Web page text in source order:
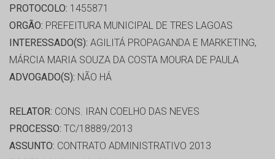
PROTOCOLO: 1455871
ORGÃO: PREFEITURA MUNICIPAL DE TRES LAGOAS
INTERESSADO(S): AGILITÁ PROPAGANDA E MARKETING,
MÁRCIA MARIA SOUZA DA COSTA MOURA DE PAULA
ADVOGADO(S): NÃO HÁ
RELATOR: CONS. IRAN COELHO DAS NEVES
PROCESSO: TC/18889/2013
ASSUNTO: CONTRATO ADMINISTRATIVO 2013